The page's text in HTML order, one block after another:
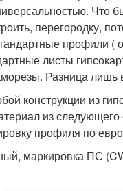
Что
перегородку,
профили (
листы
Разница лишь
конструкции из
из следующего
профиля по
маркировка ПС